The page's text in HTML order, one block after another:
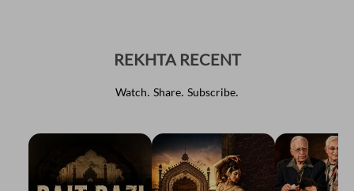
REKHTA RECENT
Watch. Share. Subscribe.